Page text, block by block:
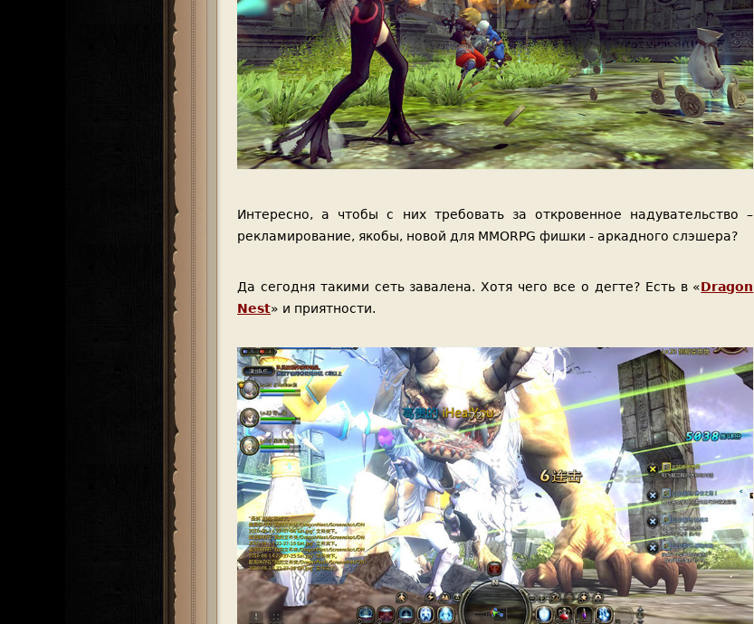
Интересно, а чтобы с них требовать за откровенное надувательство –
рекламирование, якобы, новой для MMORPG фишки - аркадного слэшера?
Да сегодня такими сеть завалена. Хотя чего все о дегте? Есть в «Dragon
Nest» и приятности.